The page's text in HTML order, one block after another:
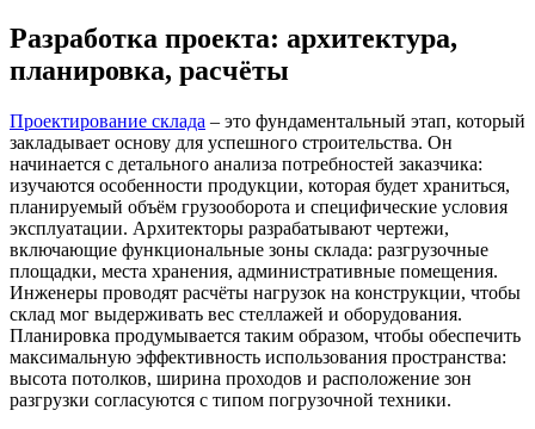
Разработка проекта: архитектура,
планировка, расчёты
Проектирование склада – это фундаментальный этап, который
закладывает основу для успешного строительства. Он
начинается с детального анализа потребностей заказчика:
изучаются особенности продукции, которая будет храниться,
планируемый объём грузооборота и специфические условия
эксплуатации. Архитекторы разрабатывают чертежи,
включающие функциональные зоны склада: разгрузочные
площадки, места хранения, административные помещения.
Инженеры проводят расчёты нагрузок на конструкции, чтобы
склад мог выдерживать вес стеллажей и оборудования.
Планировка продумывается таким образом, чтобы обеспечить
максимальную эффективность использования пространства:
высота потолков, ширина проходов и расположение зон
разгрузки согласуются с типом погрузочной техники.